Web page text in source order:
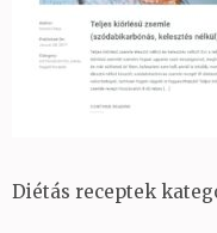
Diétás receptek